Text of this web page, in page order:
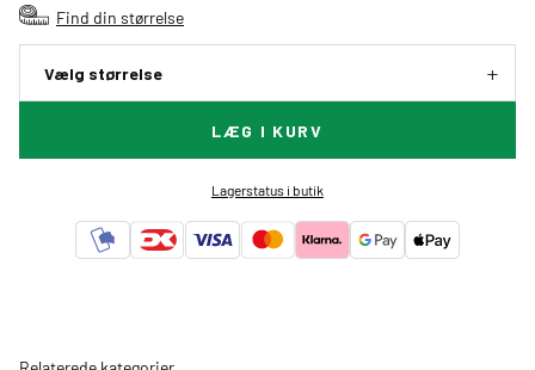
Find din størrelse
Vælg størrelse
LÆG I KURV
Lagerstatus i butik